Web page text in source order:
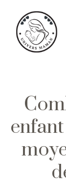
contenu